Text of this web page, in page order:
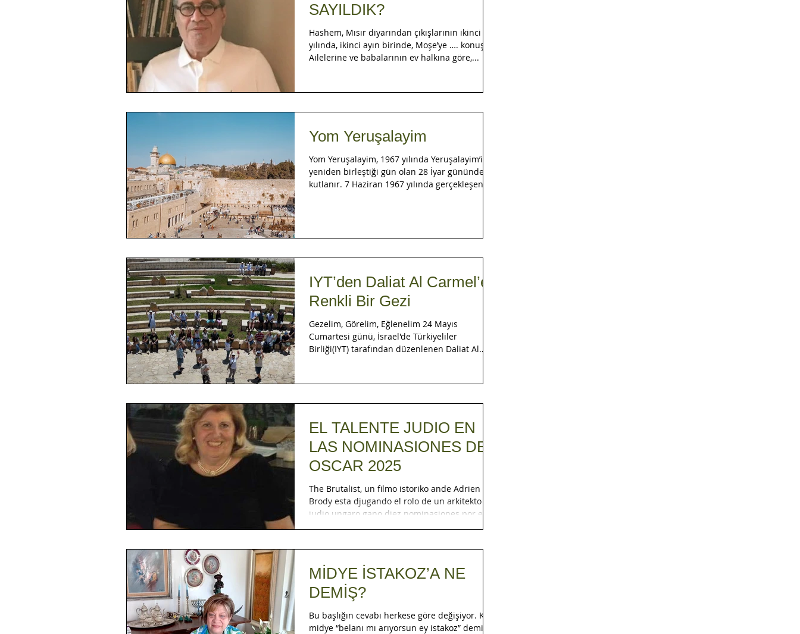
SAYILDIK?
Hashem, Mısır diyarından çıkışlarının ikinci
yılında, ikinci ayın birinde, Moşe’ye …. konuştu.
Ailelerine ve babalarının ev halkına göre,...
Yom Yeruşalayim
Yom Yeruşalayim, 1967 yılında Yeruşalayim’in
yeniden birleştiği gün olan 28 İyar gününde
kutlanır. 7 Haziran 1967 yılında gerçekleşen
IYT’den Daliat Al Carmel’e
Renkli Bir Gezi
Gezelim, Görelim, Eğlenelim 24 Mayıs
Cumartesi günü, İsrael'de Türkiyeliler
Birliği(IYT) tarafından düzenlenen Daliat Al
EL TALENTE JUDIO EN
LAS NOMINASIONES DEL
OSCAR 2025
The Brutalist, un filmo istoriko ande Adrien
Brody esta djugando el rolo de un arkitekto
judio ungaro gano diez nominasiones por el...
MİDYE İSTAKOZ’A NE
DEMİŞ?
Bu başlığın cevabı herkese göre değişiyor. Kimi
midye “belanı mı arıyorsun ey istakoz” demiş.